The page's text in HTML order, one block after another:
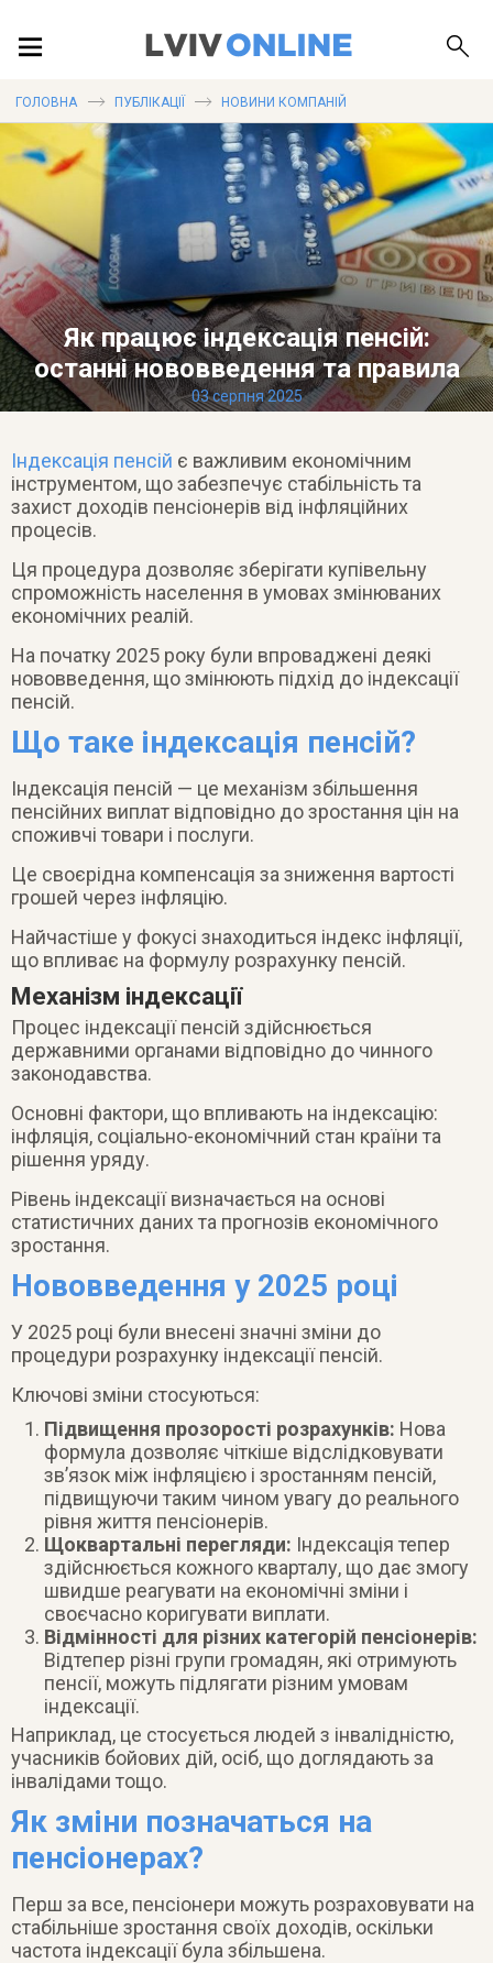
ЛОКАЦІЇ
ПУБЛІКАЦІЇ
ДОВІДКА
ГОЛОВНА ПУБЛІКАЦІЇ НОВИНИ КОМПАНІЙ
Як працює індексація пенсій:
останні нововведення та правила
03 серпня 2025
Індексація пенсій є важливим економічним
інструментом, що забезпечує стабільність та
захист доходів пенсіонерів від інфляційних
процесів.
Ця процедура дозволяє зберігати купівельну
спроможність населення в умовах змінюваних
економічних реалій.
На початку 2025 року були впроваджені деякі
нововведення, що змінюють підхід до індексації
пенсій.
Що таке індексація пенсій?
Індексація пенсій — це механізм збільшення
пенсійних виплат відповідно до зростання цін на
споживчі товари і послуги.
Це своєрідна компенсація за зниження вартості
грошей через інфляцію.
Найчастіше у фокусі знаходиться індекс інфляції,
що впливає на формулу розрахунку пенсій.
Механізм індексації
Процес індексації пенсій здійснюється
державними органами відповідно до чинного
законодавства.
Основні фактори, що впливають на індексацію:
інфляція, соціально-економічний стан країни та
рішення уряду.
Рівень індексації визначається на основі
статистичних даних та прогнозів економічного
зростання.
Нововведення у 2025 році
У 2025 році були внесені значні зміни до
процедури розрахунку індексації пенсій.
Ключові зміни стосуються:
Підвищення прозорості розрахунків: Нова
формула дозволяє чіткіше відслідковувати
зв’язок між інфляцією і зростанням пенсій,
підвищуючи таким чином увагу до реального
рівня життя пенсіонерів.
Щоквартальні перегляди: Індексація тепер
здійснюється кожного кварталу, що дає змогу
швидше реагувати на економічні зміни і
своєчасно коригувати виплати.
Відмінності для різних категорій пенсіонерів:
Відтепер різні групи громадян, які отримують
пенсії, можуть підлягати різним умовам
індексації.
Наприклад, це стосується людей з інвалідністю,
учасників бойових дій, осіб, що доглядають за
інвалідами тощо.
Як зміни позначаться на
пенсіонерах?
Перш за все, пенсіонери можуть розраховувати на
стабільніше зростання своїх доходів, оскільки
частота індексації була збільшена.